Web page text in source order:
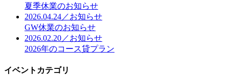
夏季休業のお知らせ
2026.04.24／お知らせ
GW休業のお知らせ
2026.02.20／お知らせ
2026年のコース貸プラン
イベントカテゴリ